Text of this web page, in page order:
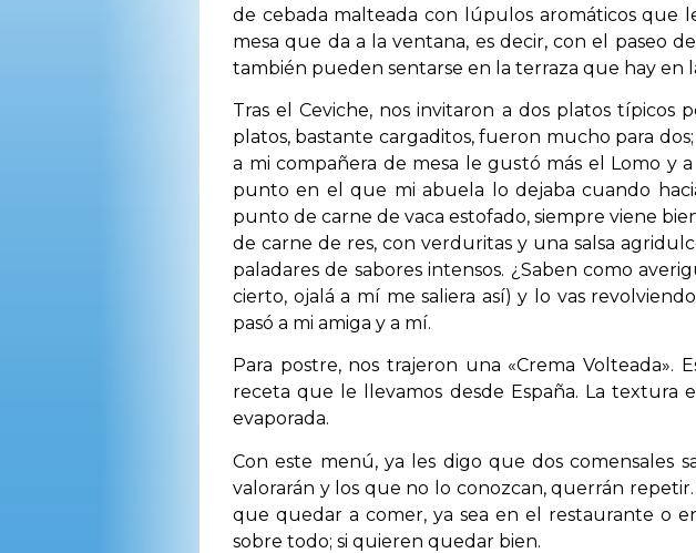
de cebada malteada con lúpulos aromáticos que
mesa que da a la ventana, es decir, con el paseo
también pueden sentarse en la terraza que hay en
Tras el Ceviche, nos invitaron a dos platos típicos
platos, bastante cargaditos, fueron mucho para
a mi compañera de mesa le gustó más el Lomo y
punto en el que mi abuela lo dejaba cuando
punto de carne de vaca estofado, siempre viene
de carne de res, con verduritas y una salsa
paladares de sabores intensos. ¿Saben como
cierto, ojalá a mí me saliera así) y lo vas
pasó a mi amiga y a mí.
Para postre, nos trajeron una «Crema
receta que le llevamos desde España. La textura
evaporada.
Con este menú, ya les digo que dos comensales
valorarán y los que no lo conozcan, querrán
que quedar a comer, ya sea en el restaurante o
sobre todo; si quieren quedar bien.